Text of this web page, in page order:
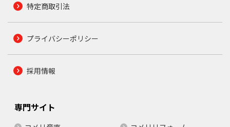
特定商取引法
プライバシーポリシー
採用情報
専門サイト